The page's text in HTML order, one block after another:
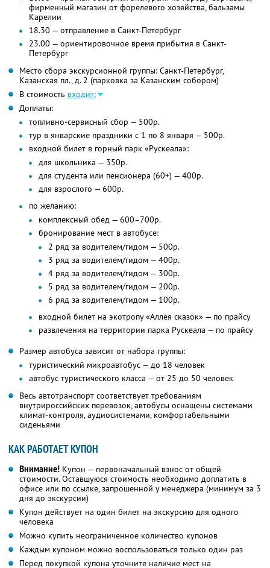
фирменный магазин от форелевого хозяйства, бальзамы
Карелии
18.30 — отправление в Санкт-Петербург
23.00 — ориентировочное время прибытия в Санкт-
Петербург
Место сбора экскурсионной группы: Санкт-Петербург,
Казанская пл., д. 2 (парковка за Казанским собором)
В стоимость входит:
Доплаты:
топливно-сервисный сбор — 500р.
тур в январские праздники с 1 по 8 января — 500р.
входной билет в горный парк «Рускеала»:
для школьника — 350р.
для студента или пенсионера (60+) — 400р.
для взрослого — 600р.
по желанию:
комплексный обед — 600–700р.
бронирование мест в автобусе:
2 ряд за водителем/гидом — 500р.
3 ряд за водителем/гидом — 400р.
4 ряд за водителем/гидом — 300р.
5 ряд за водителем/гидом — 200р.
6 ряд за водителем/гидом — 100р.
входной билет на экотропу «Аллея сказок» — по прайсу
развлечения на территории парка Рускеала — по прайсу
Размер автобуса зависит от набора группы:
туристический микроавтобус — до 18 человек
автобус туристического класса — от 25 до 50 человек
Весь автотранспорт соответствует требованиям
внутрироссийских перевозок, автобусы оснащены системами
климат-контроля, аудиосистемами, комфортабельными
сиденьями
КАК РАБОТАЕТ КУПОН
Внимание! Купон — первоначальный взнос от общей
стоимости. Оставшуюся стоимость необходимо доплатить в
офисе или по ссылке, запрошенной у менеджера (минимум за 3
дня до экскурсии)
Купон действует на один билет на экскурсию для одного
человека
Можно купить неограниченное количество купонов
Каждым купоном можно воспользоваться только один раз
Перед покупкой купона уточните наличие мест на